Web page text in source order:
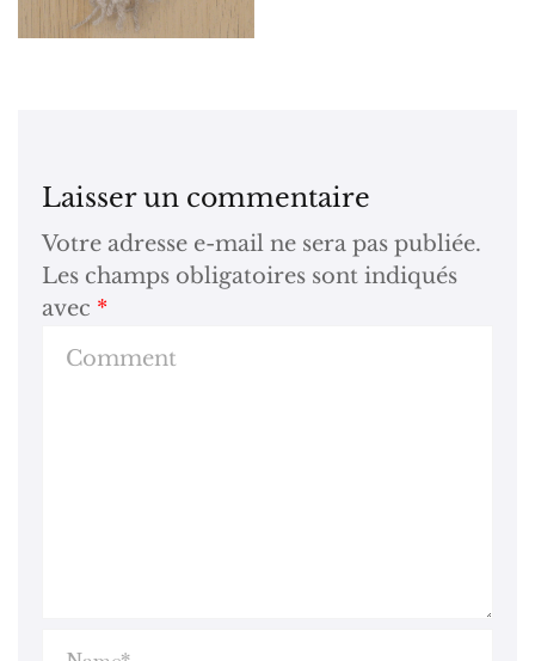
Laisser un commentaire
Votre adresse e-mail ne sera pas publiée.
Les champs obligatoires sont indiqués
avec *